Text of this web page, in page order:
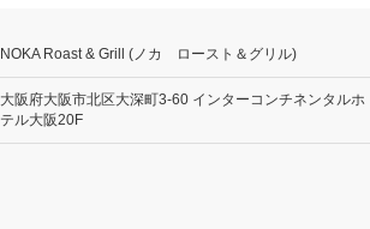
NOKA Roast & Grill (ノカ ロースト＆グリル)
大阪府大阪市北区大深町3-60 インターコンチネンタルホ
テル大阪20F